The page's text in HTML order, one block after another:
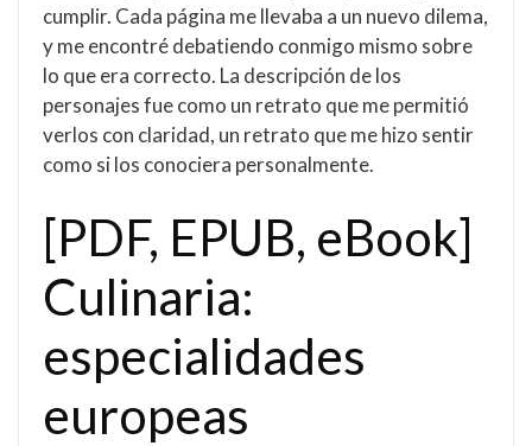
cumplir. Cada página me llevaba a un nuevo dilema,
y me encontré debatiendo conmigo mismo sobre
lo que era correcto. La descripción de los
personajes fue como un retrato que me permitió
verlos con claridad, un retrato que me hizo sentir
como si los conociera personalmente.
[PDF, EPUB, eBook]
Culinaria:
especialidades
europeas